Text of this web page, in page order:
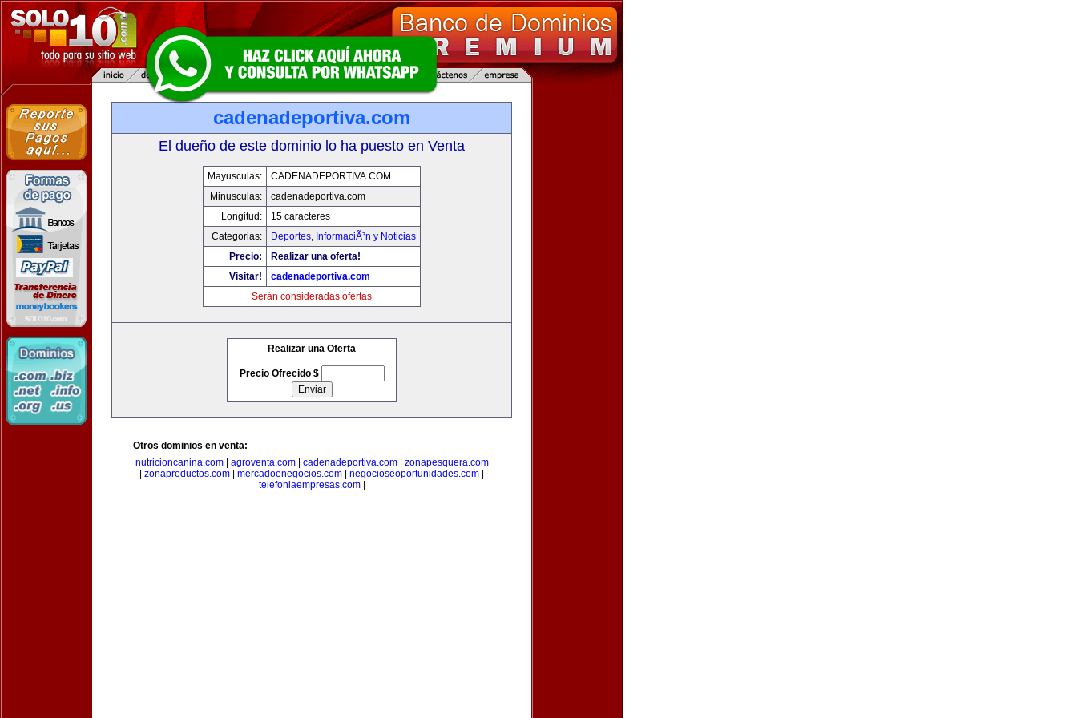
cadenadeportiva.com
El dueño de este dominio lo ha puesto en Venta
Mayusculas:
CADENADEPORTIVA.COM
Minusculas:
cadenadeportiva.com
Longitud:
15 caracteres
Categorias:
Deportes, InformaciÃ³n y Noticias
Precio:
Realizar una oferta!
Visitar!
cadenadeportiva.com
Serán consideradas ofertas
Realizar una Oferta
Precio Ofrecido $
Otros dominios en venta:
nutricioncanina.com| agroventa.com| cadenadeportiva.com| zonapesquera.com
zonaproductos.com mercadoenegocios.com negocioseoportunidades.com
telefoniaempresas.com|